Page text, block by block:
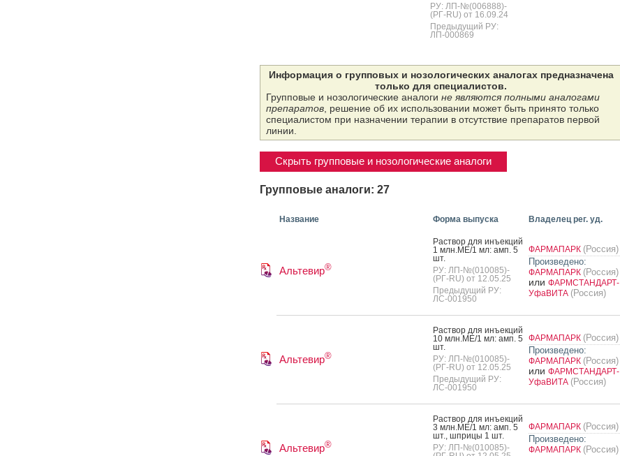
РУ: ЛП-№(006888)-
(РГ-RU) от 16.09.24
Предыдущий РУ:
ЛП-000869
Информация о групповых и нозологических аналогах предназначена
только для специалистов.
Групповые и нозологические аналоги не являются полными аналогами
препаратов, решение об их использовании может быть принято только
специалистом при назначении терапии в отсутствие препаратов первой
линии.
Скрыть групповые и нозологические аналоги
Групповые аналоги: 27
Название Форма выпуска Владелец рег. уд.
Альтевир®
Рас­твор для инъ­ек­ций
1 млн.МЕ/1 мл: амп. 5
шт.
РУ: ЛП-№(010085)-
(РГ-RU) от 12.05.25
Предыдущий РУ:
ЛС-001950
ФАРМАПАРК (Россия)
Произведено:
ФАРМАПАРК (Россия)
или ФАРМСТАНДАРТ-
УфаВИТА (Россия)
Альтевир®
Рас­твор для инъ­ек­ций
10 млн.МЕ/1 мл: амп. 5
шт.
РУ: ЛП-№(010085)-
(РГ-RU) от 12.05.25
Предыдущий РУ:
ЛС-001950
ФАРМАПАРК (Россия)
Произведено:
ФАРМАПАРК (Россия)
или ФАРМСТАНДАРТ-
УфаВИТА (Россия)
Альтевир®
Рас­твор для инъ­ек­ций
3 млн.МЕ/1 мл: амп. 5
шт., шпри­цы 1 шт.
РУ: ЛП-№(010085)-
ФАРМАПАРК (Россия)
Произведено:
ФАРМАПАРК (Россия)